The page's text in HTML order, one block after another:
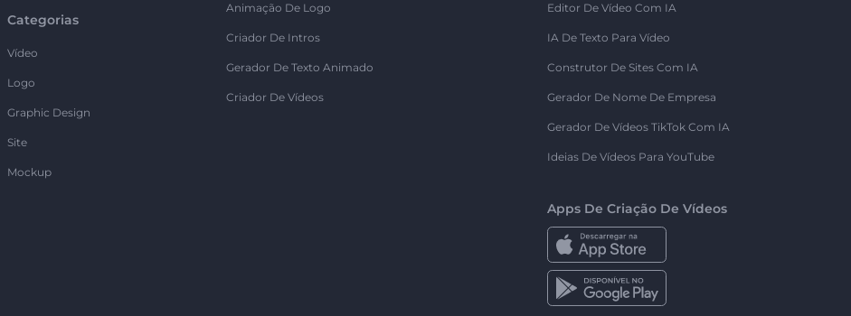
Categorias
Vídeo
Logo
Graphic Design
Site
Mockup
Animação De Logo
Criador De Intros
Gerador De Texto Animado
Criador De Vídeos
Editor De Vídeo Com IA
IA De Texto Para Vídeo
Construtor De Sites Com IA
Gerador De Nome De Empresa
Gerador De Vídeos TikTok Com IA
Ideias De Vídeos Para YouTube
Apps De Criação De Vídeos